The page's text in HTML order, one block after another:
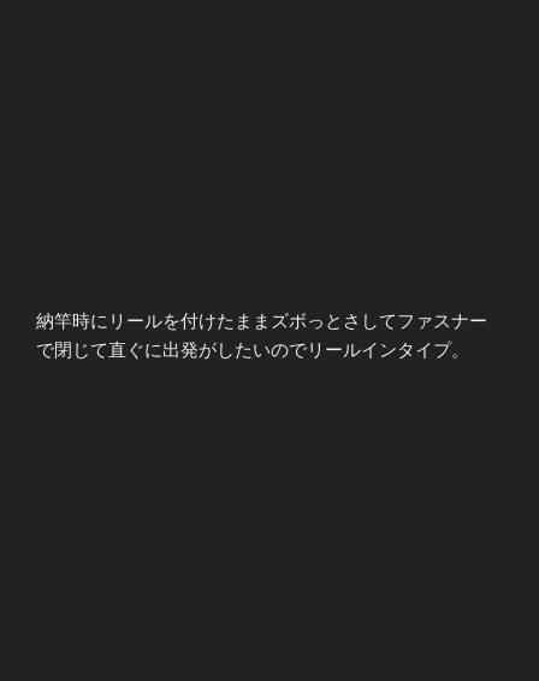
納竿時にリールを付けたままズボっとさしてファスナー
で閉じて直ぐに出発がしたいのでリールインタイプ。